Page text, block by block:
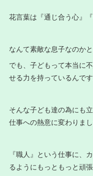
花言葉は『通じ合う心』『
なんて素敵な息子なのか
でも、子どもって本当に
せる力を持っているんで
そんな子ども達の為にも
仕事への熱意に変わりま
『職人』という仕事に、
るようにもっともっと頑